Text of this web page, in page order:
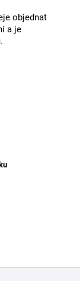
objednat
a je